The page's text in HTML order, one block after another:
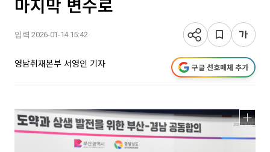
마지막 변수로
입력 2026-01-14 15:42
영남취재본부 서영인 기자 구글 선호매체 추가